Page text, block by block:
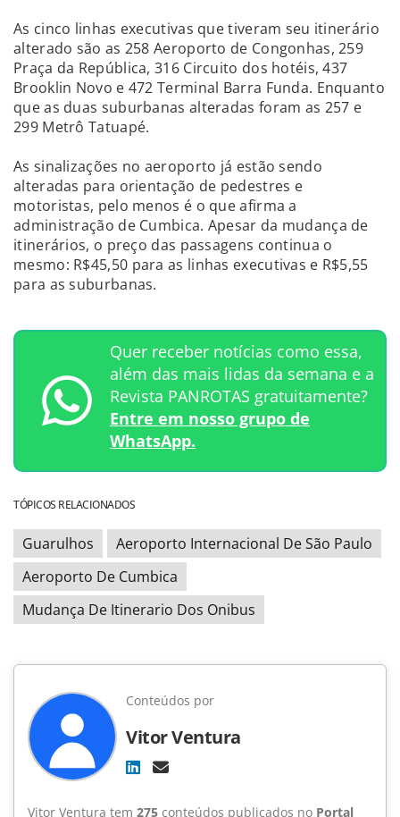
As cinco linhas executivas que tiveram seu itinerário
alterado são as 258 Aeroporto de Congonhas, 259
Praça da República, 316 Circuito dos hotéis, 437
Brooklin Novo e 472 Terminal Barra Funda. Enquanto
que as duas suburbanas alteradas foram as 257 e
299 Metrô Tatuapé.
As sinalizações no aeroporto já estão sendo
alteradas para orientação de pedestres e
motoristas, pelo menos é o que afirma a
administração de Cumbica. Apesar da mudança de
itinerários, o preço das passagens continua o
mesmo: R$45,50 para as linhas executivas e R$5,55
para as suburbanas.
Quer receber notícias como essa,
além das mais lidas da semana e a
Revista PANROTAS gratuitamente?
Entre em nosso grupo de
WhatsApp.
TÓPICOS RELACIONADOS
Guarulhos
Aeroporto Internacional De São Paulo
Aeroporto De Cumbica
Mudança De Itinerario Dos Onibus
Conteúdos por
Vitor Ventura
Vitor Ventura tem 275 conteúdos publicados no Portal